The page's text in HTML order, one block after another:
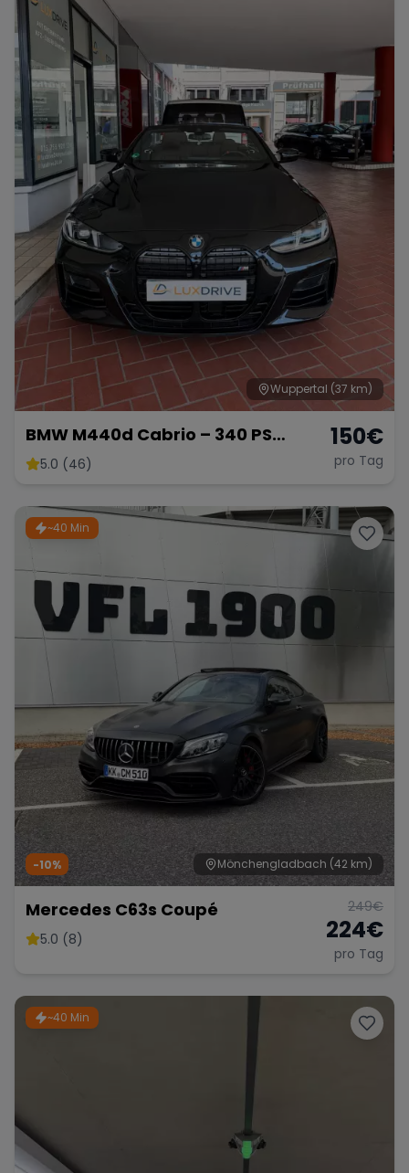
Wuppertal (37 km)
BMW M440d Cabrio – 340 PS
Diesel-Cabriolet
5.0 (46)
150€
pro Tag
~40 Min
Mönchengladbach (42 km)
-10%
Mercedes C63s Coupé
5.0 (8)
249€
224€
pro Tag
~40 Min